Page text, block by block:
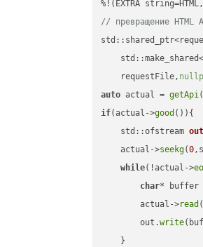
// превращение HTML
    requestFile,
auto actual = getApi
if(actual->good ()){
std::ofstream out
    actual->
seekg(0
while(!actual->
char* buffer
        actual->
read
        out.
write
    }